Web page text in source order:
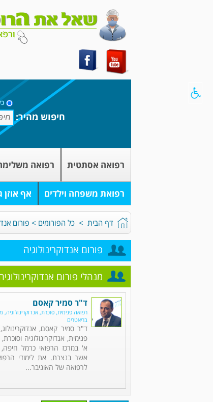
חיפוש מהיר:
רפואה אסתטית רפואה
רפואת משפחה וילדים אף אוזן
דף הבית > כל הפורומים > פורום
פורום אנדוקרינולוגיה
מנהלי פורום
ד"ר סמיר קאסם
רפואה פנימית, סוכרת,
בריאטרים
ד"ר סמיר קאסם,
פנימית, אנדוקרינולוגיה
א' במרכז הרפואי כרמל
אשר בנצרת. את לימודי
לרפואה של האוניבר...